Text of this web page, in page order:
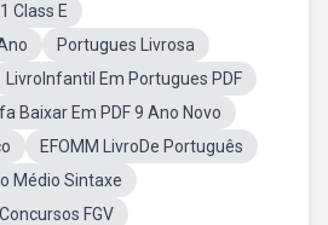
Class E
Portugues Livrosa
LivroInfantil Em Portugues PDF
Baixar Em PDF 9 Ano Novo
EFOMM LivroDe Português
Médio Sintaxe
FGV